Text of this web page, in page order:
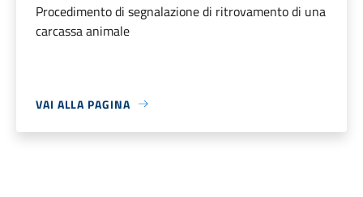
Procedimento di segnalazione di ritrovamento di una
carcassa animale
VAI ALLA PAGINA